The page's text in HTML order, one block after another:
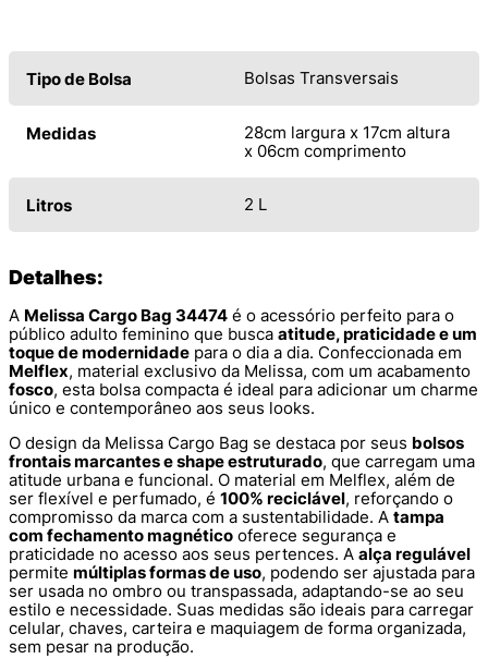
Tipo de Bolsa Bolsas Transversais
Medidas
28cm largura x 17cm altura
x 06cm comprimento
Litros 2 L
Detalhes:
A Melissa Cargo Bag 34474 é o acessório perfeito para o
público adulto feminino que busca atitude, praticidade e um
toque de modernidade para o dia a dia. Confeccionada em
Melflex, material exclusivo da Melissa, com um acabamento
fosco, esta bolsa compacta é ideal para adicionar um charme
único e contemporâneo aos seus looks.
O design da Melissa Cargo Bag se destaca por seus bolsos
frontais marcantes e shape estruturado, que carregam uma
atitude urbana e funcional. O material em Melflex, além de
ser flexível e perfumado, é 100% reciclável, reforçando o
compromisso da marca com a sustentabilidade. A tampa
com fechamento magnético oferece segurança e
praticidade no acesso aos seus pertences. A alça regulável
permite múltiplas formas de uso, podendo ser ajustada para
ser usada no ombro ou transpassada, adaptando-se ao seu
estilo e necessidade. Suas medidas são ideais para carregar
celular, chaves, carteira e maquiagem de forma organizada,
sem pesar na produção.